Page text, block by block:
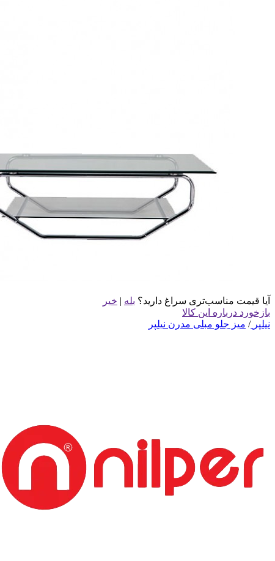
آیا قیمت مناسب‌تری سراغ دارید؟ بله | خیر
بازخورد درباره این کالا
نیلپر / میز جلو مبلی مدرن نیلپر